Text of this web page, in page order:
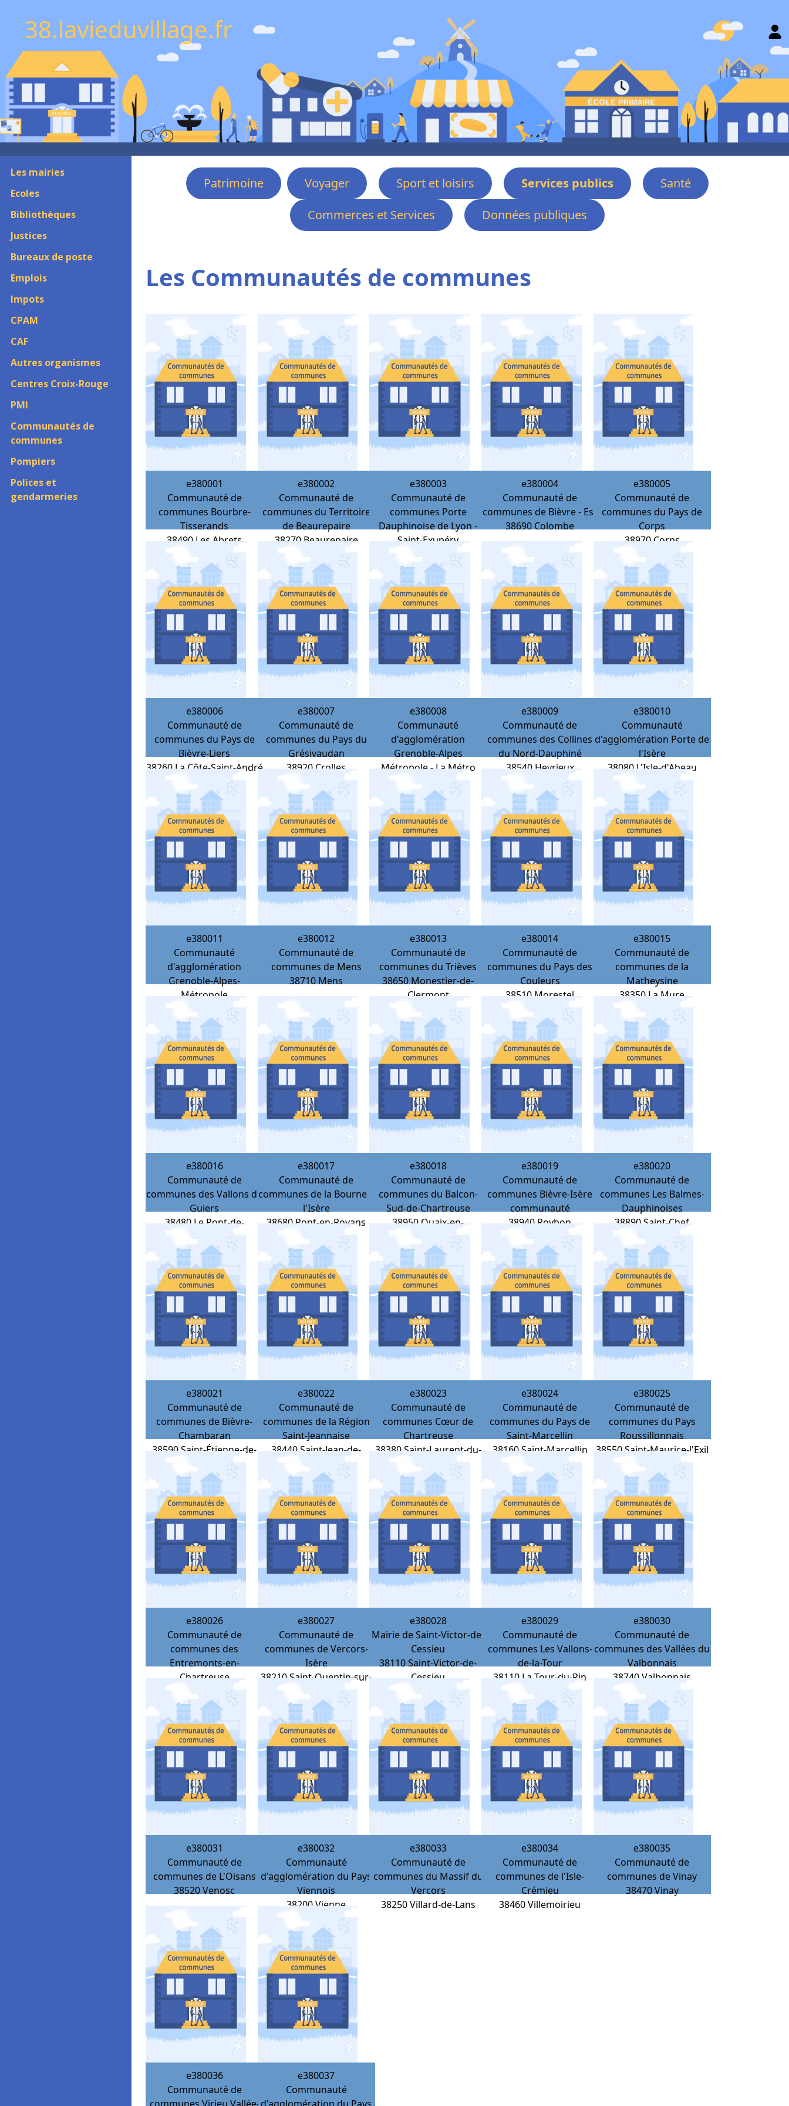
38.lavieduvillage.fr
Les mairies
Ecoles
Bibliothèques
Justices
Bureaux de poste
Emplois
Impots
CPAM
CAF
Autres organismes
Centres Croix-Rouge
PMI
Communautés de
communes
Pompiers
Polices et
gendarmeries
Patrimoine Voyager Sport et loisirs Services publics
Santé
Commerces et Services
Données publiques
Les Communautés de communes
e380001
Communauté de
communes Bourbre-
Tisserands
38490 Les Abrets
e380002
Communauté de
communes du Territoire
de Beaurepaire
38270Beaurepaire
e380003
Communauté de
communes Porte
Dauphinoise de Lyon -
Saint-Exupéry
38230
Charvieu-
Chavagneux
e380004
Communauté de
communes de Bièvre - Est
38690 Colombe
e380005
Communauté de
communes du Pays de
Corps
38970 Corps
e380006
Communauté de
communes du Pays de
Bièvre-Liers
38260 La Côte-Saint-André
e380007
Communauté de
communes du Pays du
Grésivaudan
38920 Crolles
e380008
Communauté
d'agglomération
Grenoble-Alpes
Métropole - La Métro
38000
Grenoble
e380009
Communauté de
communes des Collines
du Nord-Dauphiné
38540 Heyrieux
e380010
Communauté
d'agglomération Porte de
l'Isère
38080 L'Isle-d'Abeau
e380011
Communauté
d'agglomération
Grenoble-Alpes-
Métropole
38560
Jarrie
e380012
Communauté de
communes de Mens
38710 Mens
e380013
Communauté de
communes du Trièves
38650 Monestier-de-
Clermont
e380014
Communauté de
communes du Pays des
Couleurs
38510 Morestel
e380015
Communauté de
communes de la
Matheysine
38350 La Mure
e380016
Communauté de
communes des Vallons du
Guiers
38480Le Pont-de-
Beauvoisin
e380017
Communauté de
communes de la Bourne à
l'Isère
38680 Pont-en-Royans
e380018
Communauté de
communes du Balcon-
Sud-de-Chartreuse
38950 Quaix-en-
Chartreuse
e380019
Communauté de
communes Bièvre-Isère
communauté
38940 Roybon
e380020
Communauté de
communes Les Balmes-
Dauphinoises
38890 Saint-Chef
e380021
Communauté de
communes de Bièvre-
Chambaran
38590 Saint-Étienne-de-
Saint-Geoirs
e380022
Communauté de
communes de la Région
Saint-Jeannaise
38440 Saint-Jean-de-
Bournay
e380023
Communauté de
communes Cœur de
Chartreuse
38380 Saint-Laurent-du-
e380024
Communauté de
communes du Pays de
Saint-Marcellin
38160 Saint-Marcellin
e380025
Communauté de
communes du Pays
Roussillonnais
38550 Saint-Maurice-l'Exil
e380026
Communauté de
communes des
Entremonts-en-
Chartreuse
Saint-Pierre-
d'Entremont
e380027
Communauté de
communes de Vercors-
Isère
38210 Saint-Quentin-sur-
e380028
Mairie de Saint-Victor-de-
Cessieu
38110Saint-Victor-de-
Cessieu
e380029
Communauté de
communes Les Vallons-
de-la-Tour
38110 La Tour-du-Pin
e380030
Communauté de
communes des Vallées du
Valbonnais
38740Valbonnais
e380031
Communauté de
communes de L'Oisans
38520Venosc
e380032
Communauté
d'agglomération du Pays
Viennois
38200Vienne
e380033
Communauté de
communes du Massif du
Vercors
38250Villard-de-Lans
e380034
Communauté de
communes de l'Isle-
Crémieu
38460 Villemoirieu
e380035
Communauté de
communes de Vinay
38470Vinay
e380036
Communauté de
e380037
Communauté